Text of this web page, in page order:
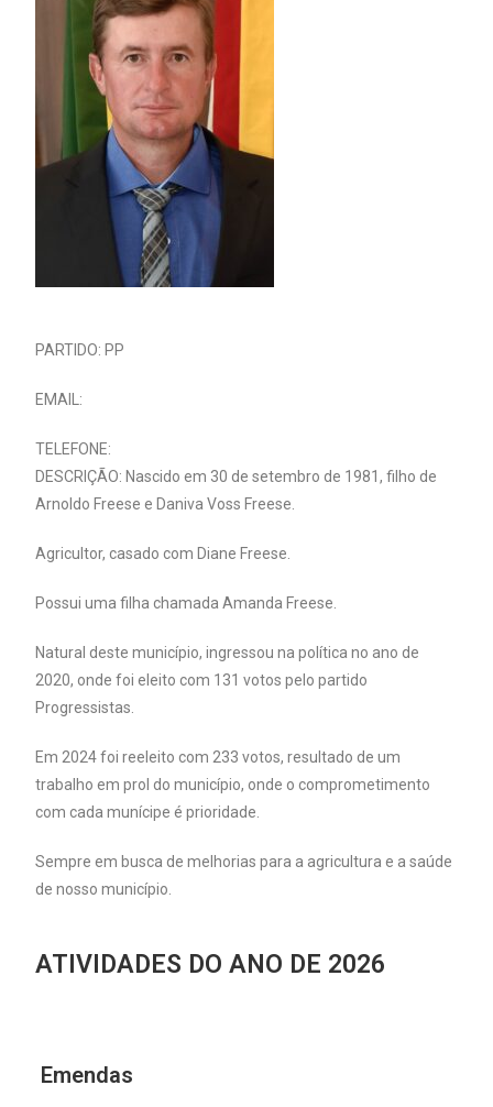
PARTIDO: PP
EMAIL:
TELEFONE:
DESCRIÇÃO: Nascido em 30 de setembro de 1981, filho de
Arnoldo Freese e Daniva Voss Freese.
Agricultor, casado com Diane Freese.
Possui uma filha chamada Amanda Freese.
Natural deste município, ingressou na política no ano de
2020, onde foi eleito com 131 votos pelo partido
Progressistas.
Em 2024 foi reeleito com 233 votos, resultado de um
trabalho em prol do município, onde o comprometimento
com cada munícipe é prioridade.
Sempre em busca de melhorias para a agricultura e a saúde
de nosso município.
ATIVIDADES DO ANO DE 2026
Emendas